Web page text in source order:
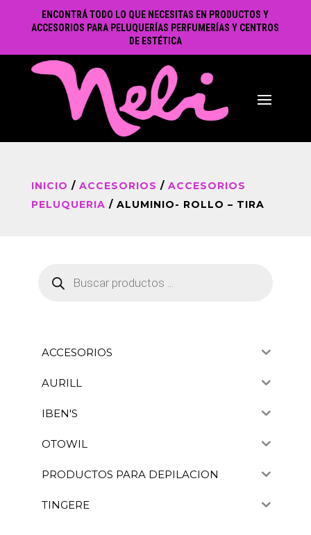
ENCONTRÁ TODO LO QUE NECESITAS EN PRODUCTOS Y
ACCESORIOS PARA PELUQUERÍAS PERFUMERÍAS Y CENTROS
DE ESTÉTICA
INICIO / ACCESORIOS / ACCESORIOS
PELUQUERIA / ALUMINIO- ROLLO – TIRA
productos
ACCESORIOS
AURILL
IBEN'S
OTOWIL
PRODUCTOS PARA DEPILACION
TINGERE